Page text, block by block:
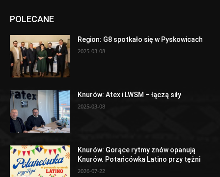
POLECANE
Region: G8 spotkało się w Pyskowicach
2025-03-08
Knurów: Atex i LWSM – łączą siły
2025-03-08
Knurów: Gorące rytmy znów opanują
Knurów. Potańcówka Latino przy tężni
2026-07-22